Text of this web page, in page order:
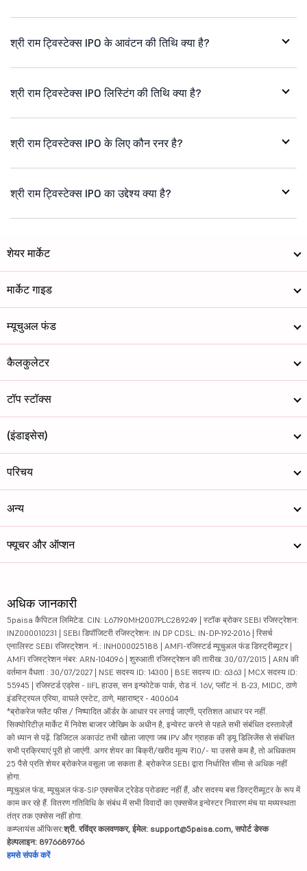
श्री राम ट्विस्टेक्स IPO के आवंटन की तिथि क्या है?
श्री राम ट्विस्टेक्स IPO लिस्टिंग की तिथि क्या है?
श्री राम ट्विस्टेक्स IPO के लिए कौन रनर है?
श्री राम ट्विस्टेक्स IPO का उद्देश्य क्या है?
शेयर मार्केट
मार्केट गाइड
म्यूचुअल फंड
कैलकुलेटर
टॉप स्टॉक्स
(इंडाइसेस)
परिचय
अन्य
फ्यूचर और ऑप्शन
अधिक जानकारी
5paisa कैपिटल लिमिटेड. CIN: L67190MH2007PLC289249 | स्टॉक ब्रोकर SEBI रजिस्ट्रेशन:
INZ000010231 | SEBI डिपॉजिटरी रजिस्ट्रेशन: IN DP CDSL: IN-DP-192-2016 | रिसर्च
एनालिस्ट SEBI रजिस्ट्रेशन. नं.: INH000025188 | AMFI-रजिस्टर्ड म्यूचुअल फंड डिस्ट्रीब्यूटर |
AMFI रजिस्ट्रेशन नंबर: ARN-104096 | शुरुआती रजिस्ट्रेशन की तारीख: 30/07/2015 | ARN की
वर्तमान वैधता : 30/07/2027 | NSE सदस्य ID: 14300 | BSE सदस्य ID: 6363 | MCX सदस्य ID:
55945 | रजिस्टर्ड एड्रेस - IIFL हाउस, सन इन्फोटेक पार्क, रोड नं. 16V, प्लॉट नं. B-23, MIDC, ठाणे
इंडस्ट्रियल एरिया, वाघले एस्टेट, ठाणे, महाराष्ट्र - 400604
*ब्रोकरेज फ्लैट फीस / निष्पादित ऑर्डर के आधार पर लगाई जाएगी, प्रतिशत आधार पर नहीं.
सिक्योरिटीज़ मार्केट में निवेश बाजार जोखिम के अधीन है, इन्वेस्ट करने से पहले सभी संबंधित दस्तावेज़ों
को ध्यान से पढ़ें. डिजिटल अकाउंट तभी खोला जाएगा जब IPV और ग्राहक की ड्यू डिलिजेंस से संबंधित
सभी प्रक्रियाएं पूरी हो जाएंगी. अगर शेयर का बिक्री/खरीद मूल्य ₹10/- या उससे कम है, तो अधिकतम
25 पैसे प्रति शेयर ब्रोकरेज वसूला जा सकता है. ब्रोकरेज SEBI द्वारा निर्धारित सीमा से अधिक नहीं
होगा.
म्यूचुअल फंड, म्यूचुअल फंड-SIP एक्सचेंज ट्रेडेड प्रोडक्ट नहीं हैं, और सदस्य बस डिस्ट्रीब्यूटर के रूप में
काम कर रहे हैं. वितरण गतिविधि के संबंध में सभी विवादों का एक्सचेंज इन्वेस्टर निवारण मंच या मध्यस्थता
तंत्र तक एक्सेस नहीं होगा.
कम्प्लायंस ऑफिसर:श्री. रविंद्र कलवणकर, ईमेल: support@5paisa.com, सपोर्ट डेस्क
हेल्पलाइन: 8976689766
हमसे संपर्क करें